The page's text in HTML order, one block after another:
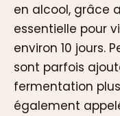
en alcool, grâce
essentielle pour
environ 10 jours.
sont parfois
fermentation
également